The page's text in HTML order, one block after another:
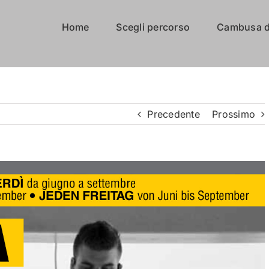
Home Scegli percorso Cambusa
Precedente Prossimo